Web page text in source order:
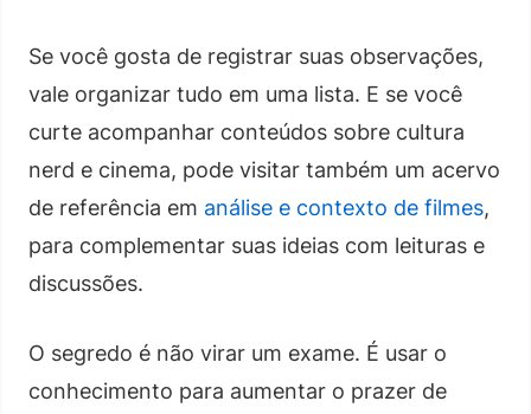
Se você gosta de registrar suas observações,
vale organizar tudo em uma lista. E se você
curte acompanhar conteúdos sobre cultura
nerd e cinema, pode visitar também um acervo
de referência em análise e contexto de filmes,
para complementar suas ideias com leituras e
discussões.
O segredo é não virar um exame. É usar o
conhecimento para aumentar o prazer de